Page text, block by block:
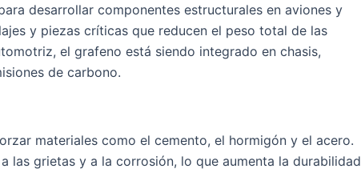
desarrollar componentes estructurales en aviones y
y piezas críticas que reducen el peso total de las
el grafeno está siendo integrado en chasis,
de carbono.
materiales como el cemento, el hormigón y el acero.
las grietas y a la corrosión, lo que aumenta la durabilidad